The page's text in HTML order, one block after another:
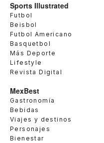
Sports Illustrated
Futbol
Beisbol
Futbol Americano
Basquetbol
Más Deporte
Lifestyle
Revista Digital
MexBest
Gastronomía
Bebidas
Viajes y destinos
Personajes
Bienestar